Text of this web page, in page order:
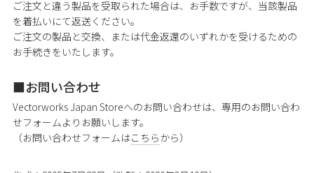
ご注文と違う製品を受取られた場合は、お手数ですが、当該製品
を着払いにて返送ください。
ご注文の製品と交換、または代金返還のいずれかを受けるための
お手続きをいたします。
お問い合わせ
Vectorworks Japan Storeへのお問い合わせは、専用のお問い合わ
せフォームよりお願いします。
（お問い合わせフォームはこちらから）